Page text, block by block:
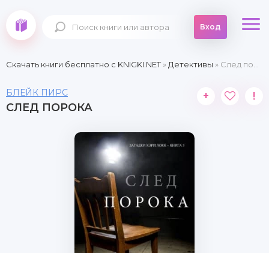
Вход
Скачать книги бесплатно c KNIGKI.NET» Детективы » След порока
БЛЕЙК ПИРС
СЛЕД ПОРОКА
+ !